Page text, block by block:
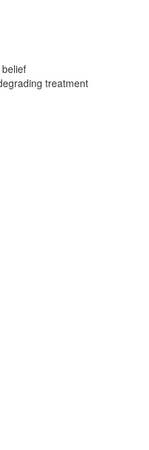
treatment